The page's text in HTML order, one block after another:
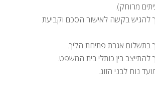
מרוחק).
להגיש בקשה לאישור הסכם וקביעת
בתשלום אגרת פתיחת הליך.
להתייצב בין כותלי בית המשפט.
נוח לבני הזוג.